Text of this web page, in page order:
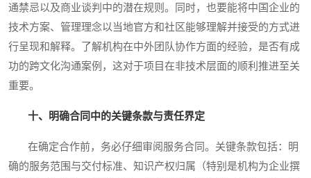
通禁忌以及商业谈判中的潜在规则。同时，也要能将中国企业的
技术方案、管理理念以当地官方和社区能够理解并接受的方式进
行呈现和解释。了解机构在中外团队协作方面的经验，是否有成
功的跨文化沟通案例，这对于项目在非技术层面的顺利推进至关
重要。
十、明确合同中的关键条款与责任界定
在确定合作前，务必仔细审阅服务合同。关键条款包括：明
确的服务范围与交付标准、知识产权归属（特别是机构为企业撰